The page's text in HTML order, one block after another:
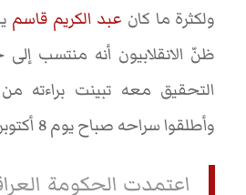
ولكثرة ما كان عبد الكريم قاسم
ظنّ الانقلابيون أنه منتسب
التحقيق معه تبينت براءته
وأطلقوا سراحه صباح يوم 8 أكتوبر/تشرين الأول 1963.
اعتمدت الحكومة